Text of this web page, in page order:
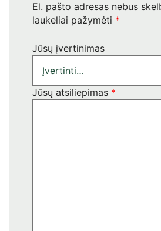
El. pašto adresas nebus
laukeliai pažymėti *
Jūsų įvertinimas
Jūsų atsiliepimas *